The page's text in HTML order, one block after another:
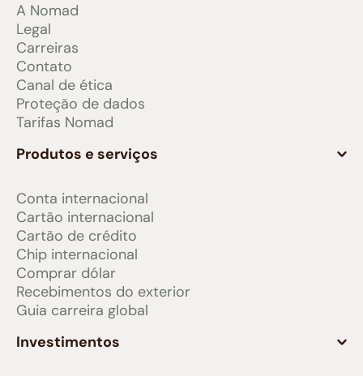
A Nomad
Legal
Carreiras
Contato
Canal de ética
Proteção de dados
Tarifas Nomad
Produtos e serviços
Conta internacional
Cartão internacional
Cartão de crédito
Chip internacional
Comprar dólar
Recebimentos do exterior
Guia carreira global
Investimentos